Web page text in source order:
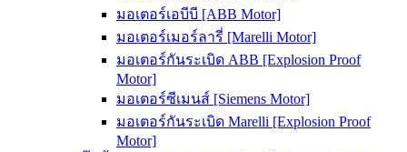
มอเตอร์เอบีบี [ABB Motor]
มอเตอร์เมอร์ลารี่ [Marelli Motor]
มอเตอร์กันระเบิด ABB [Explosion Proof
Motor]
มอเตอร์ซีเมนส์ [Siemens Motor]
มอเตอร์กันระเบิด Marelli [Explosion Proof
Motor]